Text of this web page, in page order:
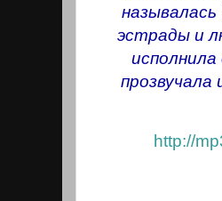
эстрады и
http://